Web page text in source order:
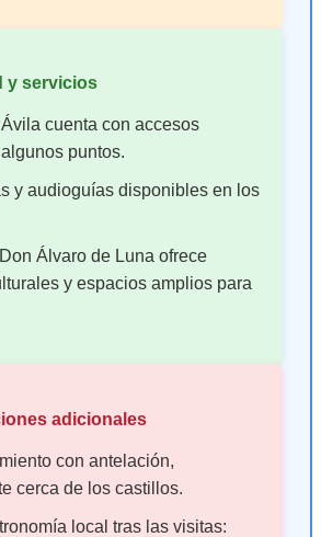
y servicios
cuenta con accesos
puntos.
y audioguías disponibles en los
Álvaro de Luna ofrece
y espacios amplios para
adicionales
con antelación,
cerca de los castillos.
local tras las visitas: